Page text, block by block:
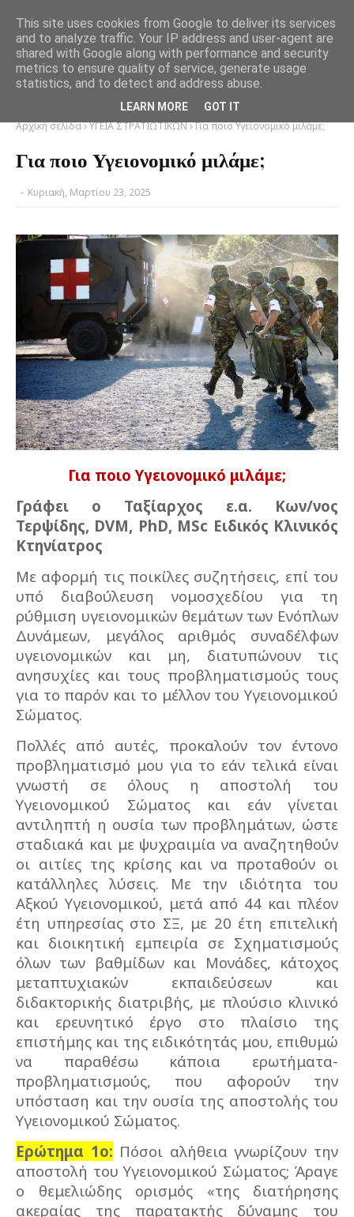
Αρχική σελίδα ΥΓΕΙΑ ΣΤΡΑΤΙΩΤΙΚΩΝ Για ποιο Υγειονομικό μιλάμε;
Για ποιο Υγειονομικό μιλάμε;
- Κυριακή, Μαρτίου 23, 2025
Για ποιο Υγειονομικό μιλάμε;
Γράφει ο Ταξίαρχος ε.α. Κων/νος
Τερψίδης, DVM, PhD, MSc Ειδικός Κλινικός
Κτηνίατρος
Με αφορμή τις ποικίλες συζητήσεις, επί του
υπό διαβούλευση νομοσχεδίου για τη
ρύθμιση υγειονομικών θεμάτων των Ενόπλων
Δυνάμεων, μεγάλος αριθμός συναδέλφων
υγειονομικών και μη, διατυπώνουν τις
ανησυχίες και τους προβληματισμούς τους
για το παρόν και το μέλλον του Υγειονομικού
Σώματος.
Πολλές από αυτές, προκαλούν τον έντονο
προβληματισμό μου για το εάν τελικά είναι
γνωστή σε όλους η αποστολή του
Υγειονομικού Σώματος και εάν γίνεται
αντιληπτή η ουσία των προβλημάτων, ώστε
σταδιακά και με ψυχραιμία να αναζητηθούν
οι αιτίες της κρίσης και να προταθούν οι
κατάλληλες λύσεις. Με την ιδιότητα του
Αξκού Υγειονομικού, μετά από 44 και πλέον
έτη υπηρεσίας στο ΣΞ, με 20 έτη επιτελική
και διοικητική εμπειρία σε Σχηματισμούς
όλων των βαθμίδων και Μονάδες, κάτοχος
μεταπτυχιακών εκπαιδεύσεων και
διδακτορικής διατριβής, με πλούσιο κλινικό
και ερευνητικό έργο στο πλαίσιο της
επιστήμης και της ειδικότητάς μου, επιθυμώ
να παραθέσω κάποια ερωτήματα-
προβληματισμούς, που αφορούν την
υπόσταση και την ουσία της αποστολής του
Υγειονομικού Σώματος.
Ερώτημα 1ο: Πόσοι αλήθεια γνωρίζουν την
αποστολή του Υγειονομικού Σώματος; Άραγε
ο θεμελιώδης ορισμός «της διατήρησης
ακεραίας της παρατακτής δύναμης του
This site uses cookies from Google to deliver its services
and to analyze traffic. Your IP address and user-agent are
shared with Google along with performance and security
metrics to ensure quality of service, generate usage
statistics, and to detect and address abuse.
LEARN MORE GOT IT